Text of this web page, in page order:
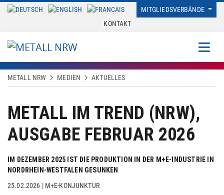
MITGLIEDSVERBÄNDE
KONTAKT
METALL NRW MEDIEN AKTUELLES
METALL IM TREND (NRW),
AUSGABE FEBRUAR 2026
IM DEZEMBER 2025 IST DIE PRODUKTION IN DER M+E-INDUSTRIE IN
NORDRHEIN-WESTFALEN GESUNKEN
25.02.2026 | M+E-KONJUNKTUR